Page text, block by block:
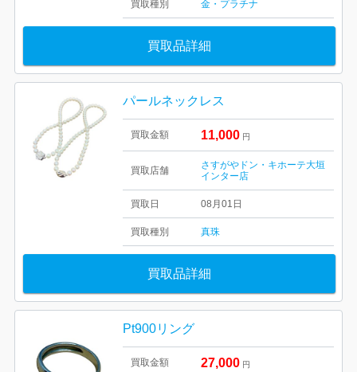
買取種別 金・プラチナ
買取品詳細
パールネックレス
買取金額 11,000 円
買取店舗
さすがやドン・キホーテ大垣
インター店
買取日 08月01日
買取種別 真珠
買取品詳細
Pt900リング
買取金額 27,000 円